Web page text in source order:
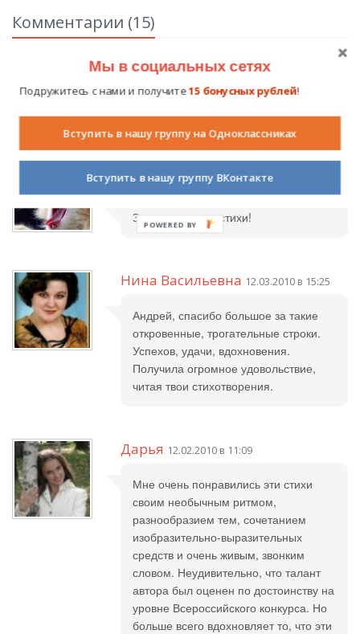
Комментарии (15)
Авторизуйтесь на сайте
, чтобы вы могли оставить свой
комментарий.
Посашков Александр Сергеевич
11.02.2010 в 21:45
Замечательные стихи!
Нина Васильевна 12.03.2010 в 15:25
Андрей, спасибо большое за такие
откровенные, трогательные строки.
Успехов, удачи, вдохновения.
Получила огромное удовольствие,
читая твои стихотворения.
Дарья 12.02.2010 в 11:09
Мне очень понравились эти стихи
своим необычным ритмом,
разнообразием тем, сочетанием
изобразительно-выразительных
средств и очень живым, звонким
словом. Неудивительно, что талант
автора был оценен по достоинству на
уровне Всероссийского конкурса. Но
больше всего вдохновляет то, что эти
Мы в социальных сетях
Подружитесь с нами и получите15 бонусных рублей!
Вступить в нашу группу на Одноклассниках
Вступить в нашу группу ВКонтакте